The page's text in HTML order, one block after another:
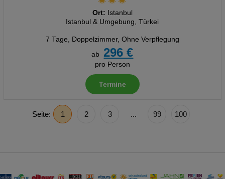
Ort: Istanbul
Istanbul & Umgebung, Türkei
7 Tage, Doppelzimmer, Ohne Verpflegung
ab
296 €
pro Person
Termine
Seite: 1 2 3 ... 99 100